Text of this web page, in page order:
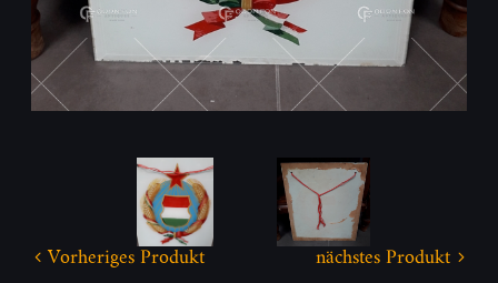
Vorheriges Produkt nächstes Produkt